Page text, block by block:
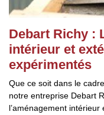
Debart Richy :
intérieur et
expérimentés
Que ce soit dans le
notre entreprise Debart
l’aménagement